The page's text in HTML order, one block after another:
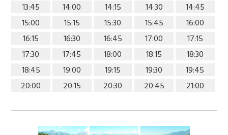
13:45
14:00 14:15 14:30
14:45
15:00
15:15 15:30 15:45
16:00
16:15
16:30 16:45 17:00
17:15
17:30
17:45 18:00 18:15
18:30
18:45
19:00 19:15 19:30
19:45
20:00
20:15 20:30 20:45 21:00